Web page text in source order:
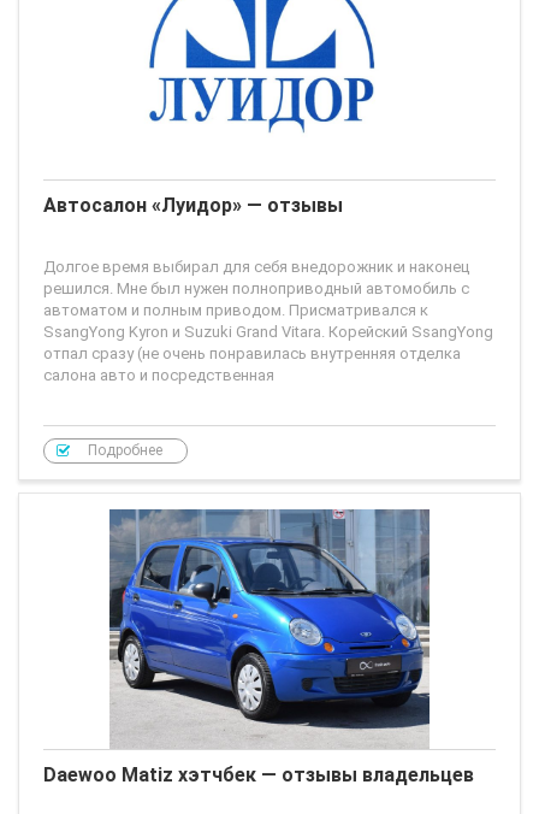
Автосалон «Луидор» — отзывы
Долгое время выбирал для себя внедорожник и наконец
решился. Мне был нужен полноприводный автомобиль с
автоматом и полным приводом. Присматривался к
SsangYong Kyron и Suzuki Grand Vitara. Корейский SsangYong
отпал сразу (не очень понравилась внутренняя отделка
салона авто и посредственная
Подробнее
Daewoo Matiz хэтчбек — отзывы владельцев